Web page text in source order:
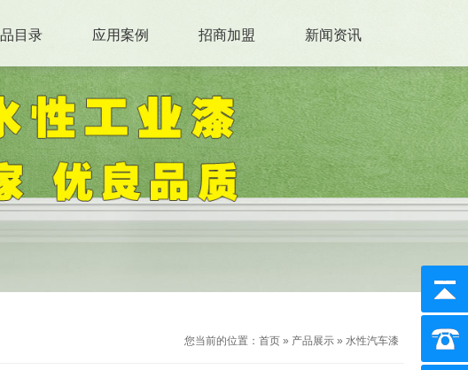
目录 应用案例 招商加盟 新闻资讯
您当前的位置： 首页 » 产品展示 » 水性汽车漆